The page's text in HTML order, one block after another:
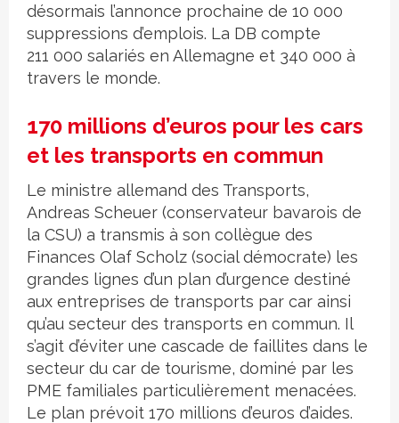
désormais l’annonce prochaine de 10 000
suppressions d’emplois. La DB compte
211 000 salariés en Allemagne et 340 000 à
travers le monde.
170 millions d’euros pour les cars
et les transports en commun
Le ministre allemand des Transports,
Andreas Scheuer (conservateur bavarois de
la CSU) a transmis à son collègue des
Finances Olaf Scholz (social démocrate) les
grandes lignes d’un plan d’urgence destiné
aux entreprises de transports par car ainsi
qu’au secteur des transports en commun. Il
s’agit d’éviter une cascade de faillites dans le
secteur du car de tourisme, dominé par les
PME familiales particulièrement menacées.
Le plan prévoit 170 millions d’euros d’aides.